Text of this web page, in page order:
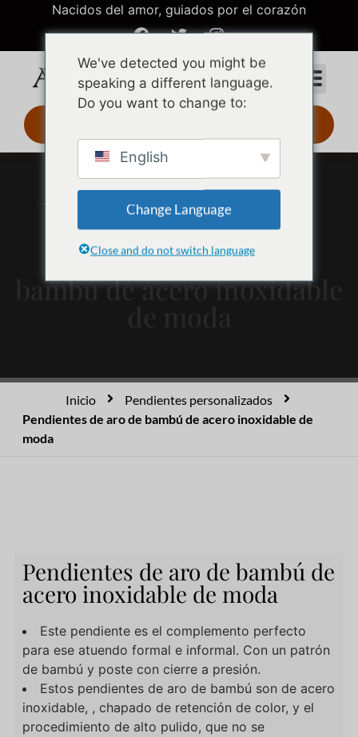
Nacidos del amor, guiados por el corazón
Pendientes de aro de
bambú de acero inoxidable
Inicio
Pendientes personalizados
Pendientes de aro de bambú de acero inoxidable de
moda
Pendientes de aro de bambú de
acero inoxidable de moda
Este pendiente es el complemento perfecto
para ese atuendo formal e informal. Con un patrón
de bambú y poste con cierre a presión.
Estos pendientes de aro de bambú son de acero
inoxidable, , chapado de retención de color, y el
procedimiento de alto pulido, que no se
We've detected you might be
speaking a different language.
Do you want to change to:
English
Change Language
Close and do not switch language